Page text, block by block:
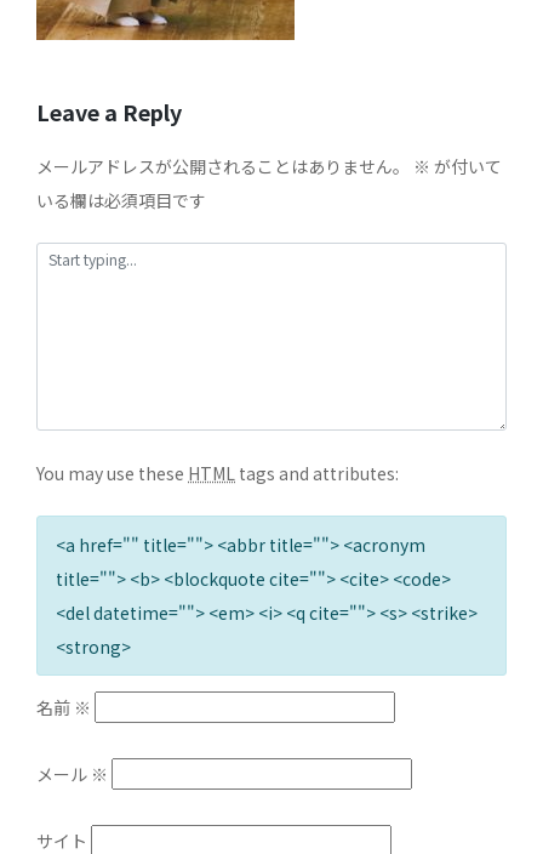
Leave a Reply
メールアドレスが公開されることはありません。 ※ が付いて
いる欄は必須項目です
You may use these HTML tags and attributes:
<a href="" title=""> <abbr title=""> <acronym
title=""> <b> <blockquote cite=""> <cite> <code>
<del datetime=""> <em> <i> <q cite=""> <s> <strike>
<strong>
名前 ※
メール ※
サイト